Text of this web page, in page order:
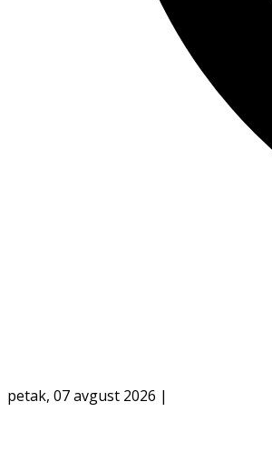
petak, 07 avgust 2026 |